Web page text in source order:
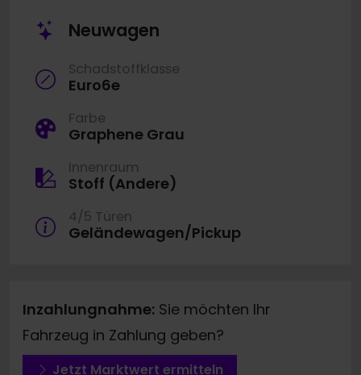
Neuwagen
Schadstoffklasse
Euro6e
Farbe
Graphene Grau
Innenraum
Stoff (Andere)
4/5 Türen
Geländewagen/Pickup
Inzahlungnahme: Sie möchten Ihr
Fahrzeug in Zahlung geben?
Jetzt Marktwert ermitteln